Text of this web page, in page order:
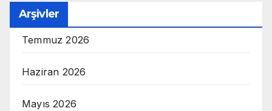
Arşivler
Temmuz 2026
Haziran 2026
Mayıs 2026